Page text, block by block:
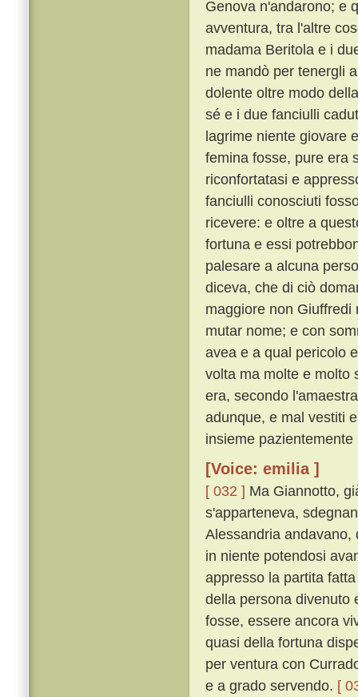
Genova n'andarono; e
avventura, tra l'altre
madama Beritola e i
ne mandò per tenergli
dolente oltre modo
sé e i due fanciulli
lagrime niente giovare
femina fosse, pure era
riconfortatasi e
fanciulli conosciuti
ricevere: e oltre a
fortuna e essi
palesare a alcuna
diceva, che di ciò
maggiore non
mutar nome; e con
avea e a qual pericolo
volta ma molte e molto
era, secondo
adunque, e mal vestiti
insieme
[Voice: emilia ]
[ 032 ] Ma Giannotto,
s'apparteneva,
Alessandria
in niente potendosi
appresso la partita
della persona divenuto
fosse, essere ancora
quasi della fortuna
per ventura con
e a grado servendo. [